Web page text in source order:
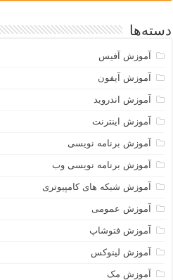
دسته‌ها
آموزش آفیس
آموزش آیفون
آموزش اندروید
آموزش اینترنت
آموزش برنامه نویسی
آموزش برنامه نویسی وب
آموزش شبکه های کامپیوتری
آموزش عمومی
آموزش فتوشاپ
آموزش لینوکس
آموزش مک